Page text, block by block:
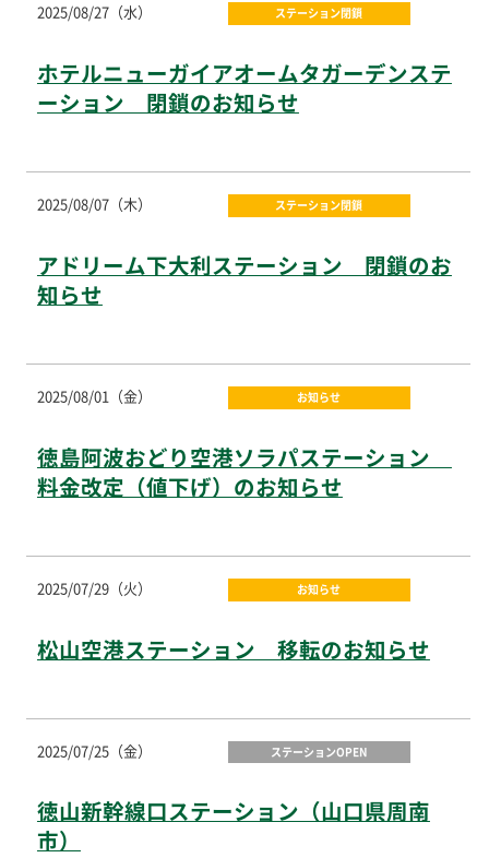
2025/08/27（水） ステーション閉鎖
ホテルニューガイアオームタガーデンステ
ーション 閉鎖のお知らせ
2025/08/07（木） ステーション閉鎖
アドリーム下大利ステーション 閉鎖のお
知らせ
2025/08/01（金） お知らせ
徳島阿波おどり空港ソラパステーション
料金改定（値下げ）のお知らせ
2025/07/29（火） お知らせ
松山空港ステーション 移転のお知らせ
2025/07/25（金） ステーションOPEN
徳山新幹線口ステーション（山口県周南
市）